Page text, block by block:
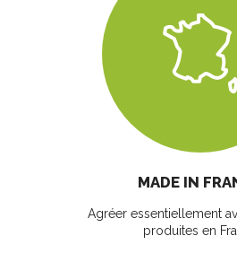
MADE IN
Agréer essentiellement
produites en